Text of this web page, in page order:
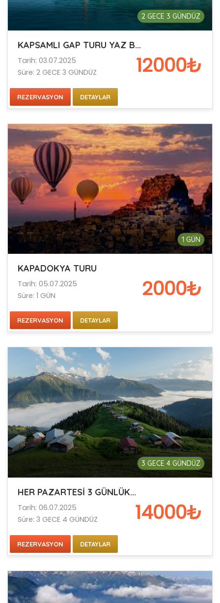
2 GECE 3 GÜNDÜZ
KAPSAMLI GAP TURU YAZ B...
Tarih: 03.07.2025
Süre: 2 GECE 3 GÜNDÜZ
12000₺
REZERVASYON DETAYLAR
1 GÜN
KAPADOKYA TURU
Tarih: 05.07.2025
Süre: 1 GÜN
2000₺
REZERVASYON DETAYLAR
3 GECE 4 GÜNDÜZ
HER PAZARTESİ 3 GÜNLÜK...
Tarih: 06.07.2025
Süre: 3 GECE 4 GÜNDÜZ
14000₺
REZERVASYON DETAYLAR